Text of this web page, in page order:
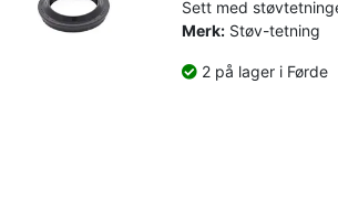
Sett med
Merk: Støv-tetning
2 på lager i Førde